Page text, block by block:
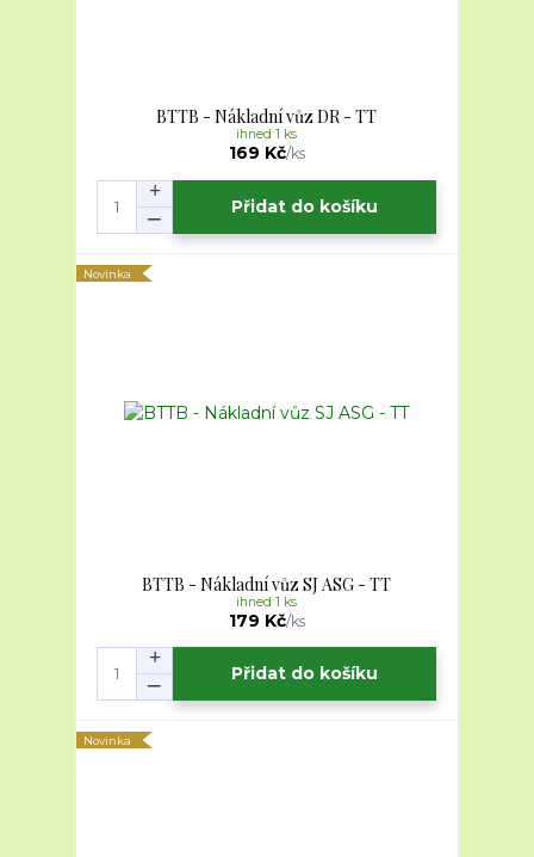
BTTB - Nákladní vůz DR - TT
169 Kč/ks
ihned 1 ks
Přidat do košíku
Novinka
BTTB - Nákladní vůz SJ ASG - TT
179 Kč/ks
ihned 1 ks
Přidat do košíku
Novinka